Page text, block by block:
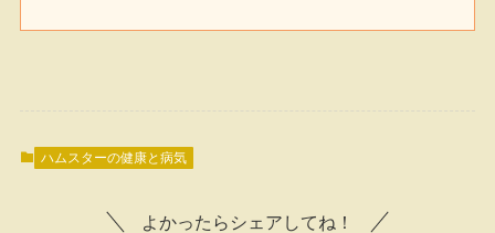
ハムスターの健康と病気
よかったらシェアしてね！